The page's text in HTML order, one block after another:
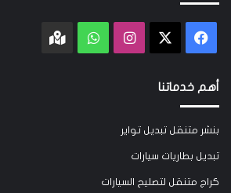
فيسبوك انستقرامواتسابGoogle
أهم خدماتنا
بنشر متنقل تبديل تواير
تبديل بطاريات سيارات
كراج متنقل لتصليح السيارات